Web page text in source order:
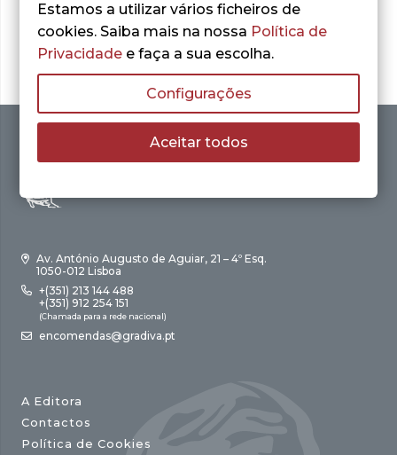
Av. António Augusto de Aguiar, 21 – 4º Esq.
1050-012 Lisboa
+(351) 213 144 488
+(351) 912 254 151
(Chamada para a rede nacional)
encomendas@gradiva.pt
A Editora
Contactos
Política de Cookies
Estamos a utilizar vários ficheiros de
cookies. Saiba mais na nossa Política de
Privacidade e faça a sua escolha.
Configurações
Aceitar todos